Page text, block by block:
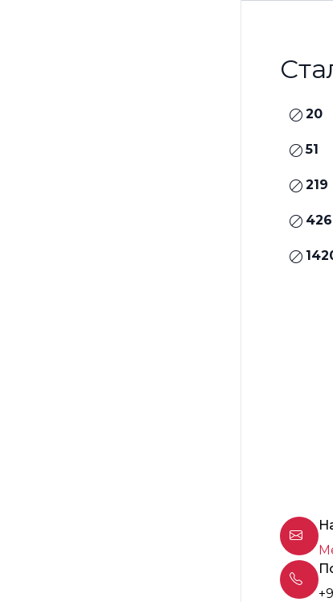
20
51
219
426